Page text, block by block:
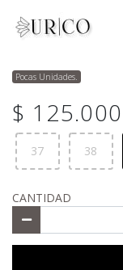
Pocas Unidades.
$ 125.000
37 38
CANTIDAD